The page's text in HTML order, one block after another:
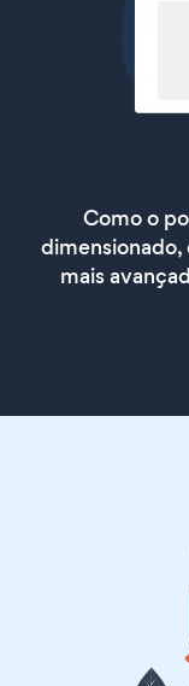
Como o
dimensionado,
mais